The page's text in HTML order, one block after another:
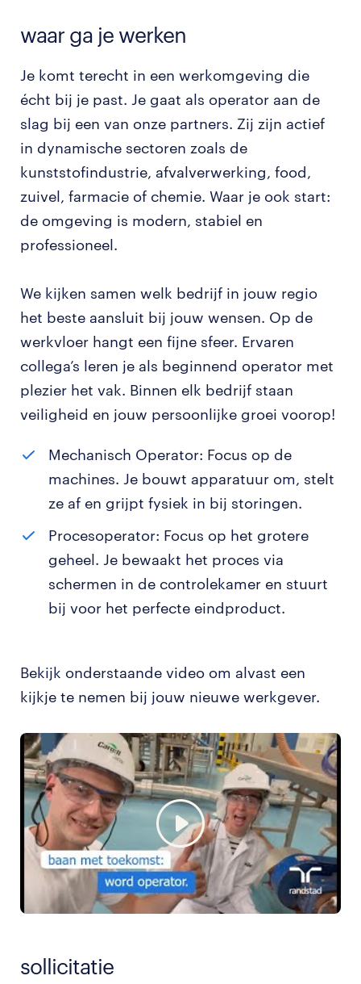
waar ga je werken
Je komt terecht in een werkomgeving die
écht bij je past. Je gaat als operator aan de
slag bij een van onze partners. Zij zijn actief
in dynamische sectoren zoals de
kunststofindustrie, afvalverwerking, food,
zuivel, farmacie of chemie. Waar je ook start:
de omgeving is modern, stabiel en
professioneel.
We kijken samen welk bedrijf in jouw regio
het beste aansluit bij jouw wensen. Op de
werkvloer hangt een fijne sfeer. Ervaren
collega’s leren je als beginnend operator met
plezier het vak. Binnen elk bedrijf staan
veiligheid en jouw persoonlijke groei voorop!
Mechanisch Operator: Focus op de
machines. Je bouwt apparatuur om, stelt
ze af en grijpt fysiek in bij storingen.
Procesoperator: Focus op het grotere
geheel. Je bewaakt het proces via
schermen in de controlekamer en stuurt
bij voor het perfecte eindproduct.
Bekijk onderstaande video om alvast een
kijkje te nemen bij jouw nieuwe werkgever.
sollicitatie